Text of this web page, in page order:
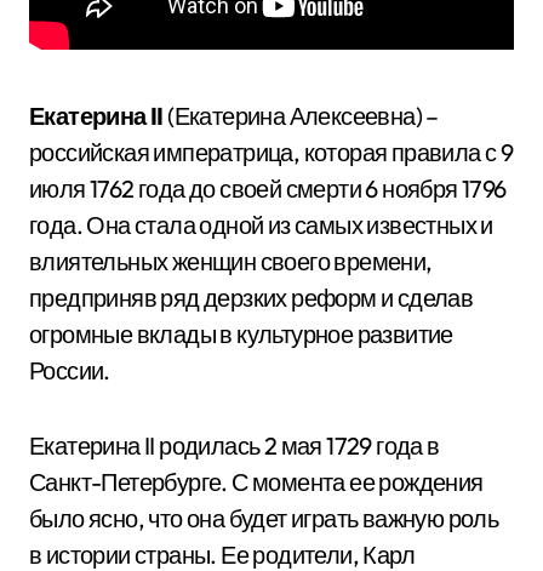
Екатерина II (Екатерина Алексеевна) –
российская императрица, которая правила с 9
июля 1762 года до своей смерти 6 ноября 1796
года. Она стала одной из самых известных и
влиятельных женщин своего времени,
предприняв ряд дерзких реформ и сделав
огромные вклады в культурное развитие
России.
Екатерина II родилась 2 мая 1729 года в
Санкт-Петербурге. С момента ее рождения
было ясно, что она будет играть важную роль
в истории страны. Ее родители, Карл